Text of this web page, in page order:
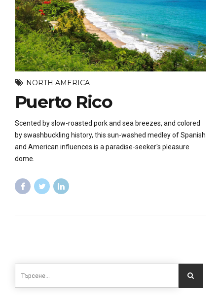
NORTH AMERICA
Puerto Rico
Scented by slow-roasted pork and sea breezes, and colored
by swashbuckling history, this sun-washed medley of Spanish
and American influences is a paradise-seeker's pleasure
dome.